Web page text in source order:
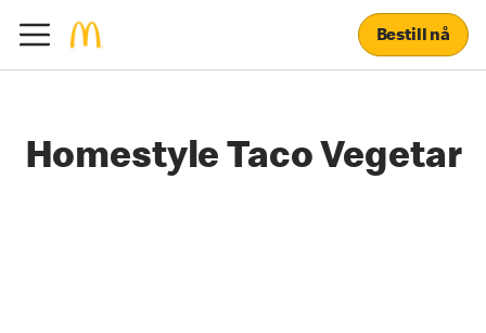
Bestill nå
Homestyle Taco Vegetar